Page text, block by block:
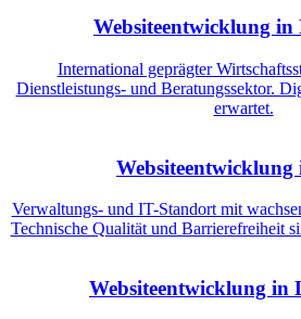
Websiteentwicklung in
International geprägter
Dienstleistungs- und Beratungssektor.
erwartet.
Websiteentwicklung
Verwaltungs- und IT-Standort mit
Technische Qualität und Barrierefreiheit
Websiteentwicklung in